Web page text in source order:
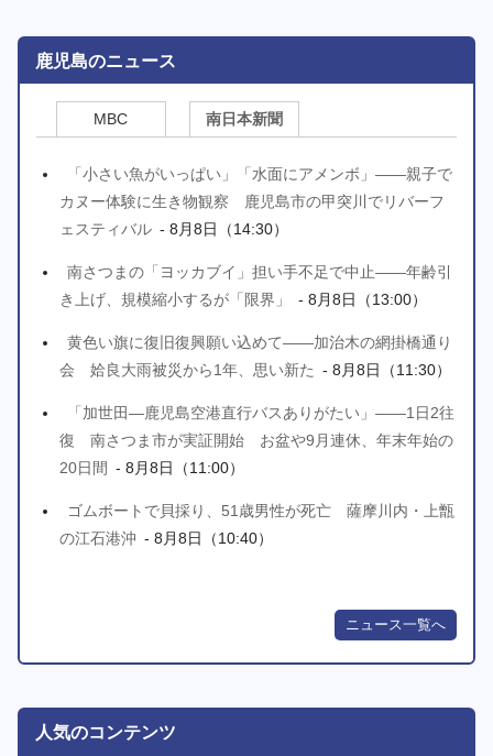
鹿児島のニュース
MBC 南日本新聞
「小さい魚がいっぱい」「水面にアメンボ」――親子で
カヌー体験に生き物観察 鹿児島市の甲突川でリバーフ
ェスティバル - 8月8日（14:30）
南さつまの「ヨッカブイ」担い手不足で中止――年齢引
き上げ、規模縮小するが「限界」
- 8月8日（13:00）
黄色い旗に復旧復興願い込めて――加治木の網掛橋通り
会 姶良大雨被災から1年、思い新た - 8月8日（11:30）
「加世田―鹿児島空港直行バスありがたい」――1日2往
復 南さつま市が実証開始 お盆や9月連休、年末年始の
20日間 - 8月8日（11:00）
ゴムボートで貝採り、51歳男性が死亡 薩摩川内・上甑
の江石港沖 - 8月8日（10:40）
ニュース一覧へ
人気のコンテンツ